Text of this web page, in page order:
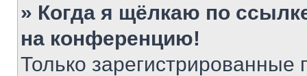
» Когда я щёлкаю по
на конференцию!
Только зарегистрированные